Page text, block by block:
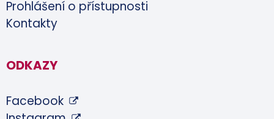
Prohlášení o přístupnosti
Kontakty
ODKAZY
Facebook